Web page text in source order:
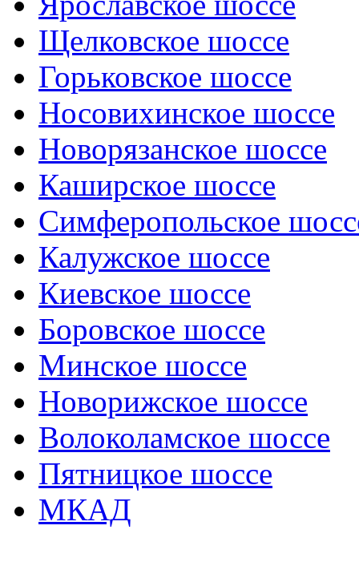
Щелковское шоссе
Горьковское шоссе
Носовихинское шоссе
Новорязанское шоссе
Каширское шоссе
Симферопольское
Калужское шоссе
Киевское шоссе
Боровское шоссе
Минское шоссе
Новорижское шоссе
Волоколамское шоссе
Пятницкое шоссе
МКАД